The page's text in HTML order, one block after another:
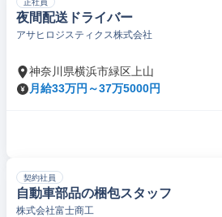
正社員
夜間配送ドライバー
アサヒロジスティクス株式会社
神奈川県横浜市緑区上山
月給33万円～37万5000円
契約社員
自動車部品の梱包スタッフ
株式会社富士商工